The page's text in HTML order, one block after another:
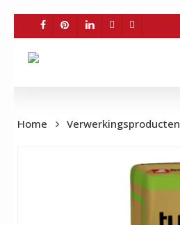
main
content
FACEBOOKPINTEREST
LINKEDINYOUTUBEINSTAGRAM
Home Verwerkingsproducten